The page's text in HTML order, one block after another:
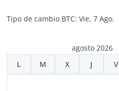
Tipo de cambio BTC: Vie, 7 Ago.
agosto 2026
L
M X J V